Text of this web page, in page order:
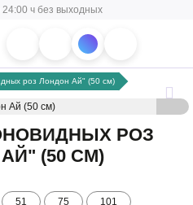
24:00 ч без выходных
роз Лондон Ай" (50 см)
РОЗ
(50 СМ)
51 75 101